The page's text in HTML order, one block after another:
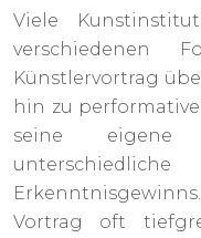
Viele
verschiedenen
Künstlervortrag
hin zu
seine
Vortrag oft